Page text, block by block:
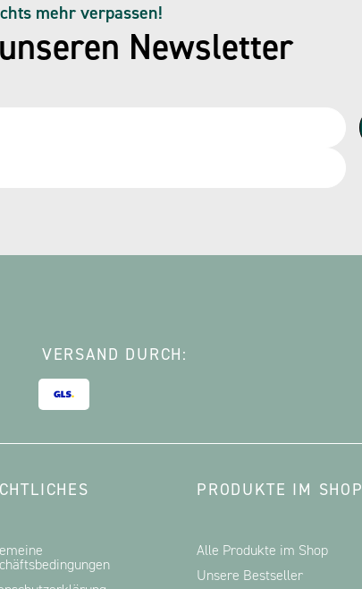
Newsletter
mehr verpassen!
VERSAND DURCH:
PRODUKTE IM SHOP
Alle Produkte im Shop
Unsere Bestseller